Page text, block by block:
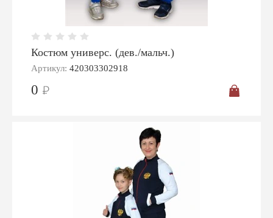
Костюм универс. (дев./мальч.)
Артикул: 420303302918
0